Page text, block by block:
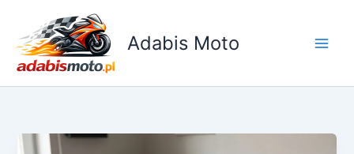
treści
Adabis Moto